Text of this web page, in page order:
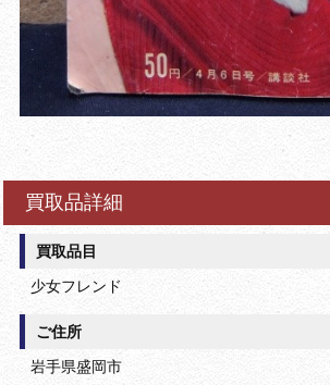
買取品詳細
買取品目
少女フレンド
ご住所
岩手県盛岡市